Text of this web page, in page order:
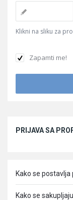
Klikni na sliku za
Zapamti me!
PRIJAVA SA
Kako se postavlja
Kako se